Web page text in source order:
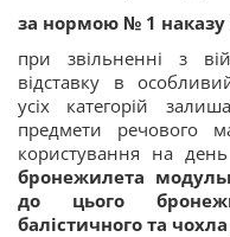
за нормою № 1 наказу
при звільненні з
відставку в
усіх категорій
предмети речового
користування на
бронежилета
до цього
балістичного та